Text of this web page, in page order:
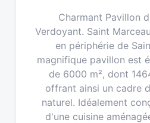
Charmant Pavillon
Verdoyant. Saint
en périphérie de
magnifique pavillon est
de 6000 m², dont
offrant ainsi un cadre
naturel. Idéalement
d'une cuisine